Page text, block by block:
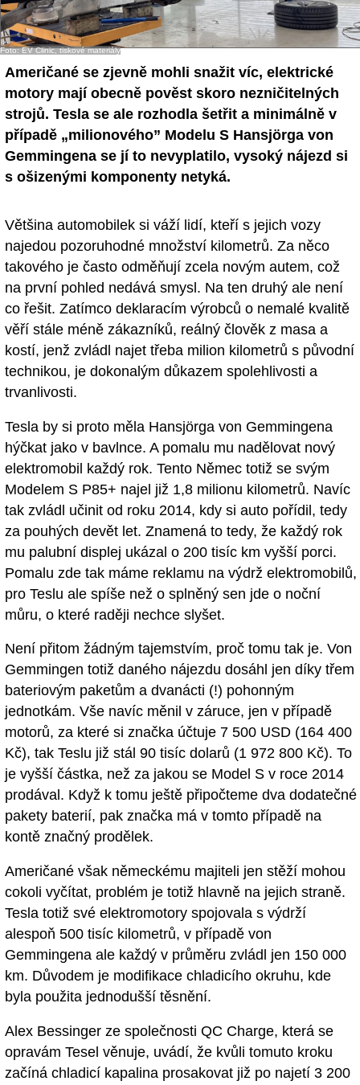
- Ostatní
Diskuzní fórum
Sledujte nás!
Foto: EV Clinic, tiskové materiály
Američané se zjevně mohli snažit víc, elektrické
motory mají obecně pověst skoro nezničitelných
strojů. Tesla se ale rozhodla šetřit a minimálně v
případě „milionového” Modelu S Hansjörga von
Gemmingena se jí to nevyplatilo, vysoký nájezd si
s ošizenými komponenty netyká.
Většina automobilek si váží lidí, kteří s jejich vozy
najedou pozoruhodné množství kilometrů. Za něco
takového je často odměňují zcela novým autem, což
na první pohled nedává smysl. Na ten druhý ale není
co řešit. Zatímco deklaracím výrobců o nemalé kvalitě
věří stále méně zákazníků, reálný člověk z masa a
kostí, jenž zvládl najet třeba milion kilometrů s původní
technikou, je dokonalým důkazem spolehlivosti a
trvanlivosti.
Tesla by si proto měla Hansjörga von Gemmingena
hýčkat jako v bavlnce. A pomalu mu nadělovat nový
elektromobil každý rok. Tento Němec totiž se svým
Modelem S P85+ najel již 1,8 milionu kilometrů. Navíc
tak zvládl učinit od roku 2014, kdy si auto pořídil, tedy
za pouhých devět let. Znamená to tedy, že každý rok
mu palubní displej ukázal o 200 tisíc km vyšší porci.
Pomalu zde tak máme reklamu na výdrž elektromobilů,
pro Teslu ale spíše než o splněný sen jde o noční
můru, o které raději nechce slyšet.
Není přitom žádným tajemstvím, proč tomu tak je. Von
Gemmingen totiž daného nájezdu dosáhl jen díky třem
bateriovým paketům a dvanácti (!) pohonným
jednotkám. Vše navíc měnil v záruce, jen v případě
motorů, za které si značka účtuje 7 500 USD (164 400
Kč), tak Teslu již stál 90 tisíc dolarů (1 972 800 Kč). To
je vyšší částka, než za jakou se Model S v roce 2014
prodával. Když k tomu ještě připočteme dva dodatečné
pakety baterií, pak značka má v tomto případě na
kontě značný prodělek.
Američané však německému majiteli jen stěží mohou
cokoli vyčítat, problém je totiž hlavně na jejich straně.
Tesla totiž své elektromotory spojovala s výdrží
alespoň 500 tisíc kilometrů, v případě von
Gemmingena ale každý v průměru zvládl jen 150 000
km. Důvodem je modifikace chladicího okruhu, kde
byla použita jednodušší těsnění.
Alex Bessinger ze společnosti QC Charge, která se
opravám Tesel věnuje, uvádí, že kvůli tomuto kroku
začíná chladicí kapalina prosakovat již po najetí 3 200